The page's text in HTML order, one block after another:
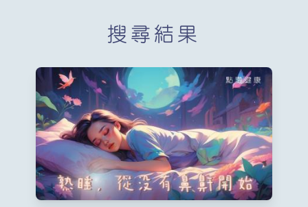
搜尋結果